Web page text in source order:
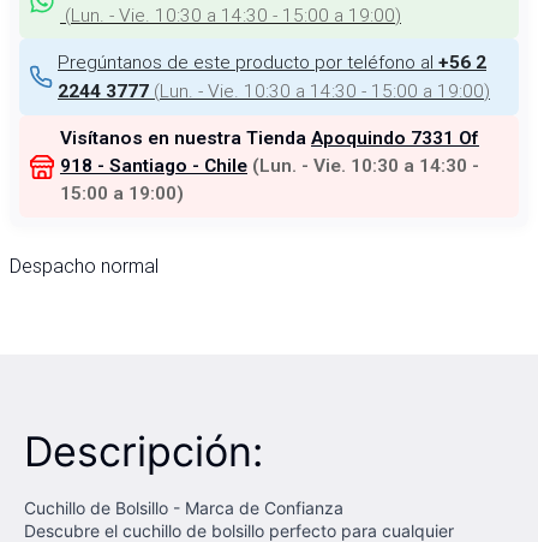
(Lun. - Vie. 10:30 a 14:30 - 15:00 a 19:00)
Pregúntanos de este producto por teléfono al +56 2
2244 3777 (Lun. - Vie. 10:30 a 14:30 - 15:00 a 19:00)
Visítanos en nuestra Tienda Apoquindo 7331 Of
918 - Santiago - Chile (Lun. - Vie. 10:30 a 14:30 -
15:00 a 19:00)
Despacho normal
Descripción:
Cuchillo de Bolsillo - Marca de Confianza
Descubre el cuchillo de bolsillo perfecto para cualquier